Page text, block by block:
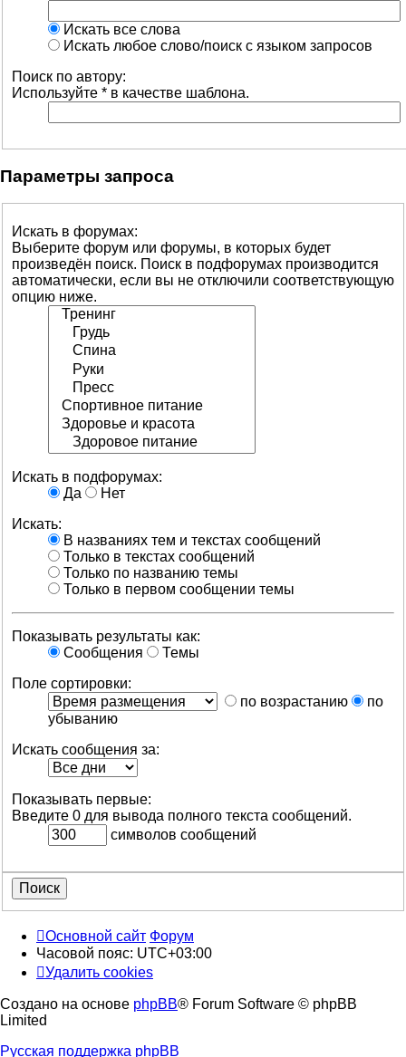
Искать все слова
Искать любое слово/поиск с языком запросов
Поиск по автору:
Используйте * в качестве шаблона.
Параметры запроса
Искать в форумах:
Выберите форум или форумы, в которых будет
произведён поиск. Поиск в подфорумах производится
автоматически, если вы не отключили соответствующую
опцию ниже.
Искать в подфорумах:
Да
Нет
Искать:
В названиях тем и текстах сообщений
Только в текстах сообщений
Только по названию темы
Только в первом сообщении темы
Показывать результаты как:
Сообщения
Темы
Поле сортировки:
по возрастанию
по
убыванию
Искать сообщения за:
Показывать первые:
Введите 0 для вывода полного текста сообщений.
символов сообщений
Основной сайт Форум
Часовой пояс: UTC+03:00
Удалить cookies
Создано на основе phpBB® Forum Software © phpBB
Limited
Русская поддержка phpBB